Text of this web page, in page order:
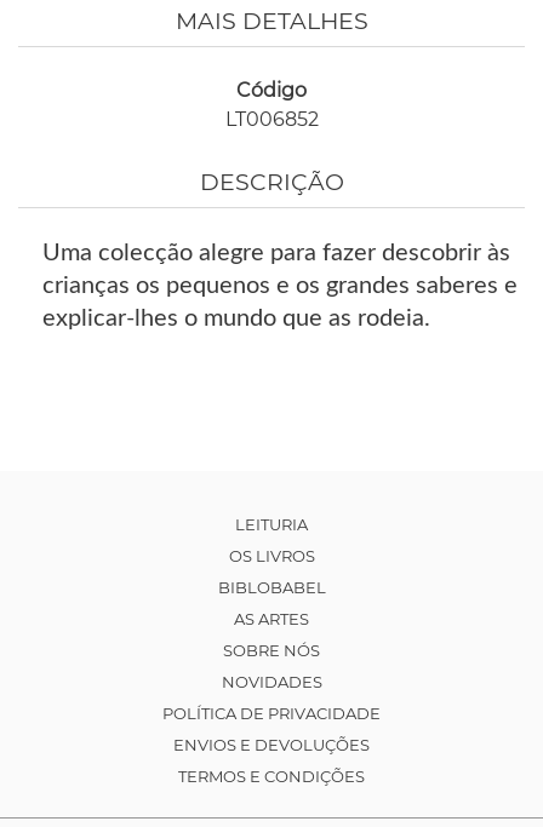
MAIS DETALHES
Código
LT006852
DESCRIÇÃO
Uma colecção alegre para fazer descobrir às
crianças os pequenos e os grandes saberes e
explicar-lhes o mundo que as rodeia.
LEITURIA
OS LIVROS
BIBLOBABEL
AS ARTES
SOBRE NÓS
NOVIDADES
POLÍTICA DE PRIVACIDADE
ENVIOS E DEVOLUÇÕES
TERMOS E CONDIÇÕES